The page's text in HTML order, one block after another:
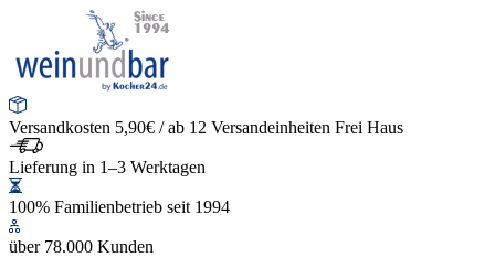
Versandkosten 5,90€ / ab 12 Versandeinheiten Frei Haus
Lieferung in 1–3 Werktagen
100% Familienbetrieb seit 1994
über 78.000 Kunden